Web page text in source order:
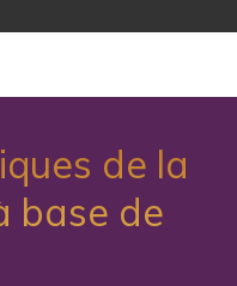
de la
base de